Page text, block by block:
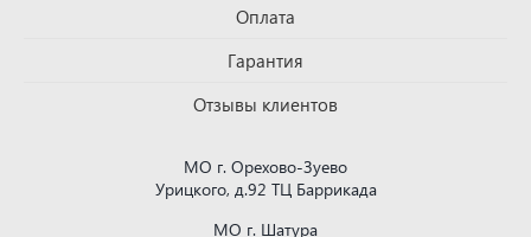
Оплата
Гарантия
Отзывы клиентов
МО г. Орехово-Зуево
Урицкого, д.92 ТЦ Баррикада
МО г. Шатура